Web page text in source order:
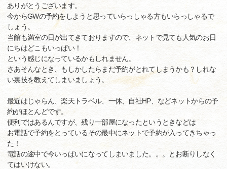
ありがとうございます。
今からGWの予約をしようと思っていらっしゃる方もいらっしゃるで
しょう。
当館も満室の日が出てきておりますので、ネットで見ても人気のお日
にちはどこもいっぱい！
という感じになっているかもしれません。
さあそんなとき、もしかしたらまだ予約がとれてしまうかも？しれな
い裏技を教えてしまいましょう。
最近はじゃらん、楽天トラベル、一休、自社HP、などネットからの予
約がほとんどです。
便利ではあるんですが、残り一部屋になったというときなどは
お電話で予約をとっているその最中にネットで予約が入ってきちゃっ
た！
電話の途中で今いっぱいになってしまいました。。。とお断りしなく
てはいけない。